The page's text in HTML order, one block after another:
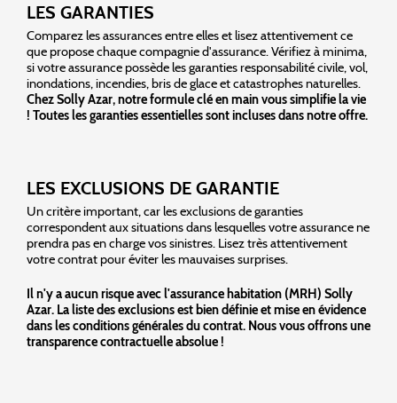
LES GARANTIES
Comparez les assurances entre elles et lisez attentivement ce
que propose chaque compagnie d'assurance. Vérifiez à minima,
si votre assurance possède les garanties responsabilité civile, vol,
inondations, incendies, bris de glace et catastrophes naturelles.
Chez Solly Azar, notre formule clé en main vous simplifie la vie
! Toutes les garanties essentielles sont incluses dans notre offre.
LES EXCLUSIONS DE GARANTIE
Un critère important, car les exclusions de garanties
correspondent aux situations dans lesquelles votre assurance ne
prendra pas en charge vos sinistres. Lisez très attentivement
votre contrat pour éviter les mauvaises surprises.
Il n'y a aucun risque avec l'assurance habitation (MRH) Solly
Azar. La liste des exclusions est bien définie et mise en évidence
dans les conditions générales du contrat. Nous vous offrons une
transparence contractuelle absolue !